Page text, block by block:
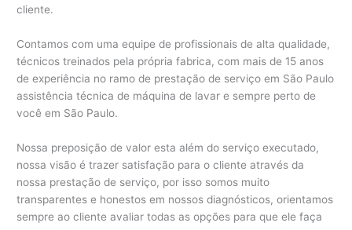
cliente.
Contamos com uma equipe de profissionais de alta qualidade,
técnicos treinados pela própria fabrica, com mais de 15 anos
de experiência no ramo de prestação de serviço em São Paulo
assistência técnica de máquina de lavar e sempre perto de
você em São Paulo.
Nossa preposição de valor esta além do serviço executado,
nossa visão é trazer satisfação para o cliente através da
nossa prestação de serviço, por isso somos muito
transparentes e honestos em nossos diagnósticos, orientamos
sempre ao cliente avaliar todas as opções para que ele faça